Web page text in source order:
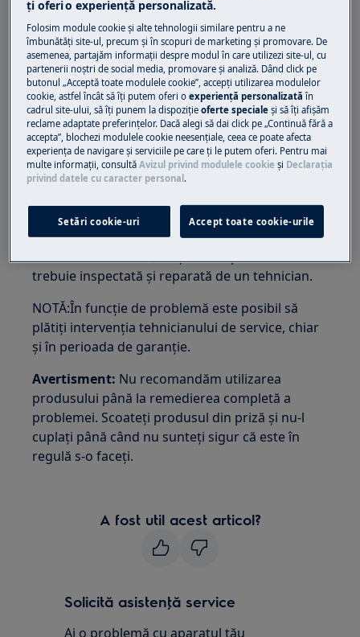
Mașini de spălat vase integrate
Mașini de spălat vase independente
Rezolvare:
1. Contactați instalatorul
Dacă mașina încorporată de spălat vase a fost
instalată recent, panoul ușii poate fi prea greu,
vă recomandăm contactarea instalatorului.
2. Contactați un Centru de service autorizat
Dacă mașina de spălat vase nu este încorporată
sau instalată recent, mașina de spălat vase
trebuie inspectată și reparată de un tehnician.
NOTĂ:În funcție de problemă este posibil să
plătiți intervenția tehnicianului de service, chiar
și în perioada de garanție.
Avertisment: Nu recomandăm utilizarea
produsului până la remedierea completă a
problemei. Scoateți produsul din priză și nu-l
cuplați până când nu sunteți sigur că este în
regulă s-o faceți.
A fost util acest articol?
Solicită asistenţă service
Ai o problemă cu aparatul tău
ţi oferi o experienţă personalizată.
Folosim module cookie și alte tehnologii similare pentru a ne
îmbunătăţi site-ul, precum și în scopuri de marketing și promovare. De
asemenea, partajăm informaţii despre modul în care utilizezi site-ul, cu
partenerii noștri de social media, promovare și analiză. Dând click pe
butonul „Acceptă toate modulele cookie”, accepţi utilizarea modulelor
cookie, astfel încât să îţi putem oferi oexperienţă personalizată în
cadrul site-ului, să îţi punem la dispoziţieoferte speciale și să îţi afișăm
reclame adaptate preferinţelor. Dacă alegi să dai click pe „Continuă fără a
accepta”, blochezi modulele cookie neesenţiale, ceea ce poate afecta
experienţa de navigare și serviciile pe care ţi le putem oferi. Pentru mai
multe informaţii, consultăAvizul privind modulele cookie și Declaraţia
privind datele cu caracter personal.
Setări cookie-uri Accept toate cookie-urile